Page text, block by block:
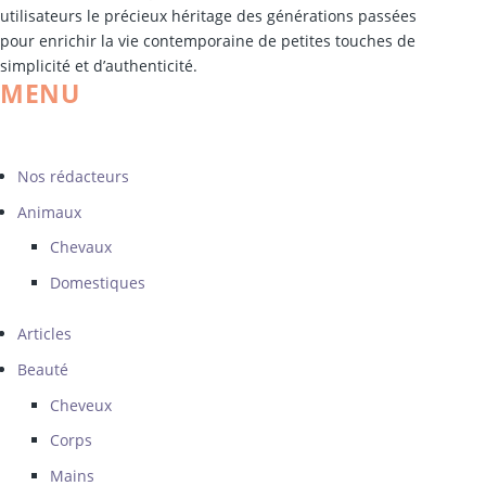
utilisateurs le précieux héritage des générations passées
pour enrichir la vie contemporaine de petites touches de
simplicité et d’authenticité.
MENU
Nos rédacteurs
Animaux
Chevaux
Domestiques
Articles
Beauté
Cheveux
Corps
Mains